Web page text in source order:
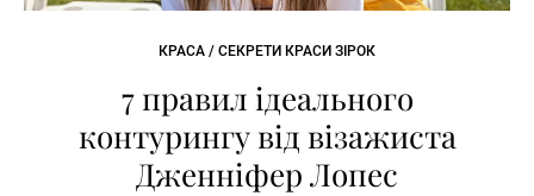
КРАСА / СЕКРЕТИ КРАСИ ЗІРОК
7 правил ідеального
контурингу від візажиста
Дженніфер Лопес